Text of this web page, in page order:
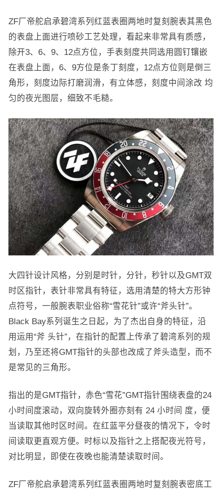
ZF厂帝舵启承碧湾系列红蓝表圈两地时复刻腕表其黑色
的表盘上面进行喷砂工艺处理，看起来非常具有质感，
除开3、6、9、12点方位，手表刻度共同选用圆钉镶嵌
在表盘上面，6、9方位是条丁刻度，12点方位则是倒三
角形，刻度边际打磨润滑，有立体感，刻度中间涂改 均
匀的夜光图层，细致不毛糙。
大四针设计风格，分别是时针，分针，秒针以及GMT双
时区指针，表针非常具有特征，选用清楚的特大方形钟
点符号，一般腕表职业俗称“雪花针”或许“斧头针”。
Black Bay系列诞生之日起，为了杰出自身的特征，沿
用运用“斧 头针”，在指针的配置上传承了碧湾系列的规
划，乃至还将GMT指针的头部也改成了斧头造型，而不
是常见的三角形。
指出的是GMT指针，赤色“雪花”GMT指针围绕表盘的24
小时间度滚动，双向旋转外圈亦刻有 24 小时间 度，便
当读取其他时区时间。在红蓝平分昼夜的情况下，令时
间读取更直观方便。时标以及指针之上搭配夜光符号，
对比明显，即使在夜晚也能清楚读取时间。
ZF厂帝舵启承碧湾系列红蓝表圈两地时复刻腕表密底工